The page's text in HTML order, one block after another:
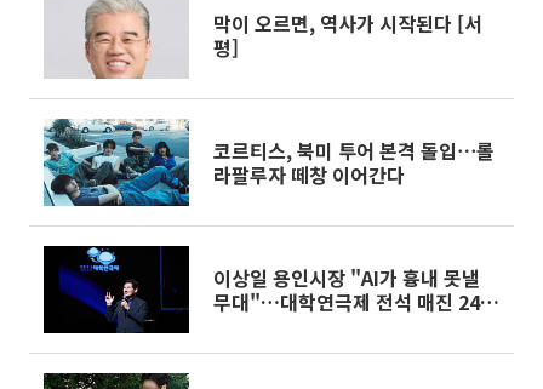
막이 오르면, 역사가 시작된다 [서
평]
코르티스, 북미 투어 본격 돌입⋯롤
라팔루자 떼창 이어간다
이상일 용인시장 "AI가 흉내 못낼
무대"…대학연극제 전석 매진 24일